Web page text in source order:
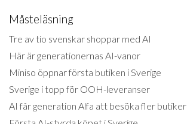
Måsteläsning
Tre av tio svenskar shoppar med AI
Här är generationernas AI-vanor
Miniso öppnar första butiken i Sverige
Sverige i topp för OOH-leveranser
AI får generation Alfa att besöka fler butiker